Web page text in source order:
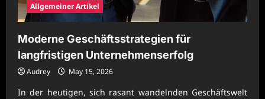
Allgemeiner Artikel
Moderne Geschäftsstrategien für
langfristigen Unternehmenserfolg
Audrey May 15, 2026
In der heutigen, sich rasant wandelnden Geschäftswelt